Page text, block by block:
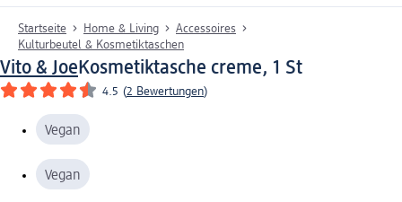
Startseite Home & Living
Accessoires
Kulturbeutel & Kosmetiktaschen
Vito & Joe Kosmetiktasche creme, 1 St
4.5 (2 Bewertungen)
Vegan
Vegan